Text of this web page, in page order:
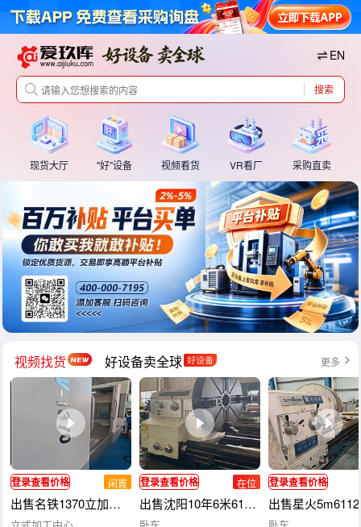
EN
搜索
现货大厅 "好"设备 视频看货 VR看厂 采购直卖
视频找货 好设备卖全球 更多
登录查看价格 闲置
出售名铁1370立加，BT40主轴，主轴传动方式直联，三轴滚柱线
登录查看价格 在位
出售沈阳10年6米61200重型卧车，导轨
登录查看价格
出售星火